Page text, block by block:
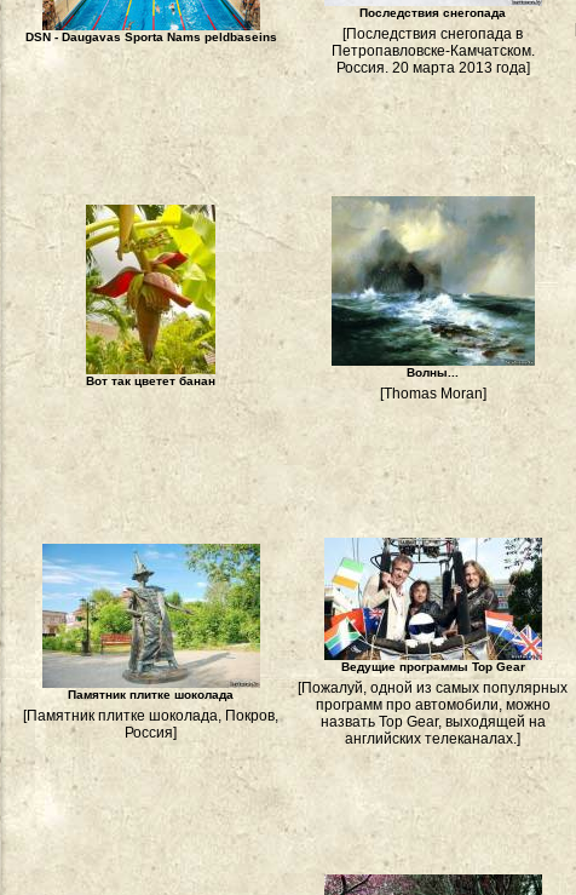
DSN - Daugavas Sporta Nams peldbaseins
Последствия снегопада
[Последствия снегопада в
Петропавловске-Камчатском.
Россия. 20 марта 2013 года]
Вот так цветет банан
Волны...
[Thomas Moran]
Памятник плитке шоколада
[Памятник плитке шоколада, Покров,
Россия]
Ведущие программы Top Gear
[Пожалуй, одной из самых популярных
программ про автомобили, можно
назвать Top Gear, выходящей на
английских телеканалах.]